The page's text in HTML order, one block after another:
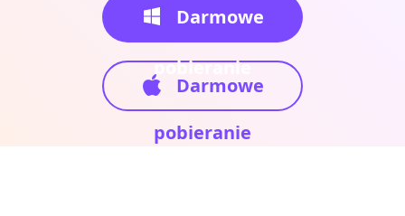
Darmowe
pobieranie
Darmowe
pobieranie